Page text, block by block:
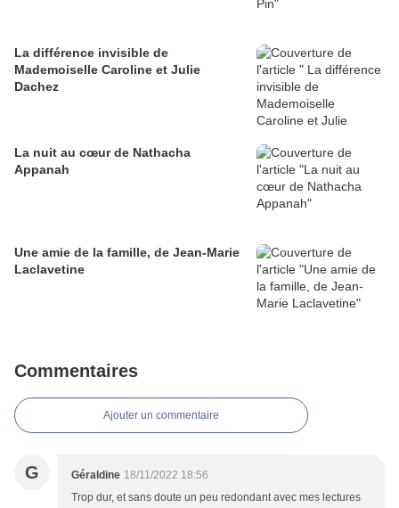
La différence invisible de
Mademoiselle Caroline et Julie
Dachez
La nuit au cœur de Nathacha
Appanah
Une amie de la famille, de Jean-Marie
Laclavetine
Commentaires
Ajouter un commentaire
G Géraldine 18/11/2022 18:56
Trop dur, et sans doute un peu redondant avec mes lectures